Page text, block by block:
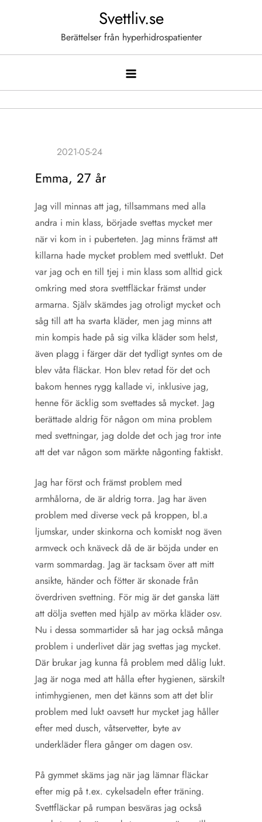
Svettliv.se
Berättelser från hyperhidrospatienter
Emma, 27 år
Jag vill minnas att jag, tillsammans med alla
andra i min klass, började svettas mycket mer
när vi kom in i puberteten. Jag minns främst att
killarna hade mycket problem med svettlukt. Det
var jag och en till tjej i min klass som alltid gick
omkring med stora svettfläckar främst under
armarna. Själv skämdes jag otroligt mycket och
såg till att ha svarta kläder, men jag minns att
min kompis hade på sig vilka kläder som helst,
även plagg i färger där det tydligt syntes om de
blev våta fläckar. Hon blev retad för det och
bakom hennes rygg kallade vi, inklusive jag,
henne för äcklig som svettades så mycket. Jag
berättade aldrig för någon om mina problem
med svettningar, jag dolde det och jag tror inte
att det var någon som märkte någonting faktiskt.
Jag har först och främst problem med
armhålorna, de är aldrig torra. Jag har även
problem med diverse veck på kroppen, bl.a
ljumskar, under skinkorna och komiskt nog även
armveck och knäveck då de är böjda under en
varm sommardag. Jag är tacksam över att mitt
ansikte, händer och fötter är skonade från
överdriven svettning. För mig är det ganska lätt
att dölja svetten med hjälp av mörka kläder osv.
Nu i dessa sommartider så har jag också många
problem i underlivet där jag svettas jag mycket.
Där brukar jag kunna få problem med dålig lukt.
Jag är noga med att hålla efter hygienen, särskilt
intimhygienen, men det känns som att det blir
problem med lukt oavsett hur mycket jag håller
efter med dusch, våtservetter, byte av
underkläder flera gånger om dagen osv.
På gymmet skäms jag när jag lämnar fläckar
efter mig på t.ex. cykelsadeln efter träning.
Svettfläckar på rumpan besväras jag också